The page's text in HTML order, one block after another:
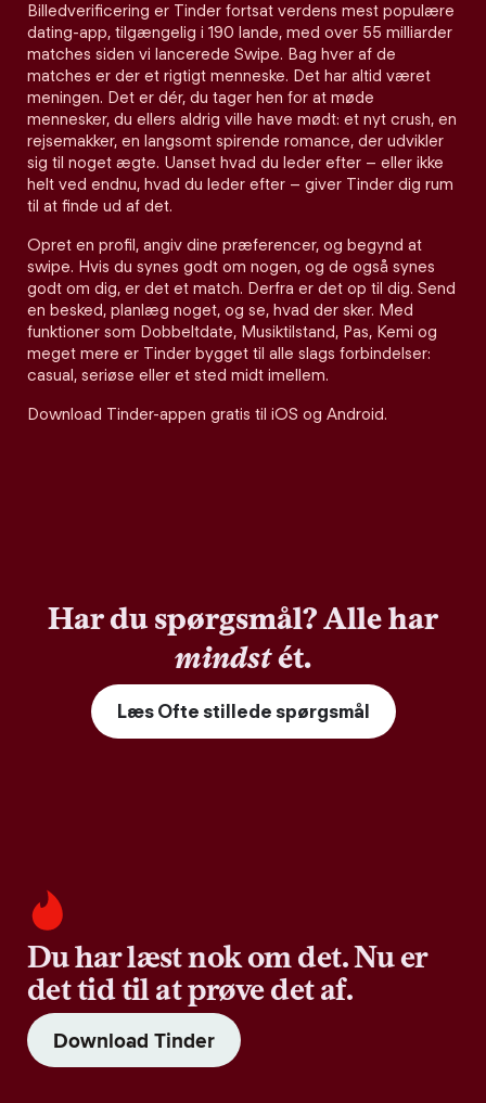
Billedverificering er Tinder fortsat verdens mest populære
dating-app, tilgængelig i 190 lande, med over 55 milliarder
matches siden vi lancerede Swipe. Bag hver af de
matches er der et rigtigt menneske. Det har altid været
meningen. Det er dér, du tager hen for at møde
mennesker, du ellers aldrig ville have mødt: et nyt crush, en
rejsemakker, en langsomt spirende romance, der udvikler
sig til noget ægte. Uanset hvad du leder efter – eller ikke
helt ved endnu, hvad du leder efter – giver Tinder dig rum
til at finde ud af det.
Opret en profil, angiv dine præferencer, og begynd at
swipe. Hvis du synes godt om nogen, og de også synes
godt om dig, er det et match. Derfra er det op til dig. Send
en besked, planlæg noget, og se, hvad der sker. Med
funktioner som Dobbeltdate, Musiktilstand, Pas, Kemi og
meget mere er Tinder bygget til alle slags forbindelser:
casual, seriøse eller et sted midt imellem.
Download Tinder-appen gratis til iOS og Android.
Har du spørgsmål? Alle har
mindstét.
Læs Ofte stillede spørgsmål
Du har læst nok om det. Nu er
det tid til at prøve det af.
Download Tinder